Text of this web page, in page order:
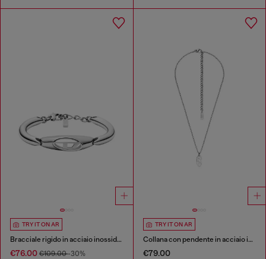
TRY IT ON AR
Bracciale rigido in acciaio inossidabile
€76.00 €109.00-30%
TRY IT ON AR
Collana con pendente in acciaio inox
€79.00